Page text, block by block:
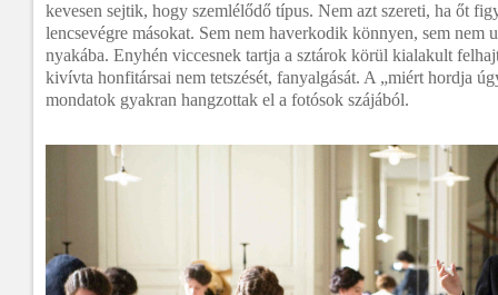
kevesen sejtik, hogy szemlélődő típus. Nem azt szereti, ha őt
lencsevégre másokat. Sem nem haverkodik könnyen, sem nem
nyakába. Enyhén viccesnek tartja a sztárok körül kialakult
kivívta honfitársai nem tetszését, fanyalgását. A „miért hordja
mondatok gyakran hangzottak el a fotósok szájából.